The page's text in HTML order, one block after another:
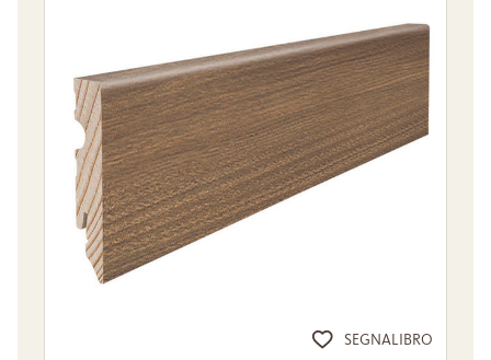
SEGNALIBRO